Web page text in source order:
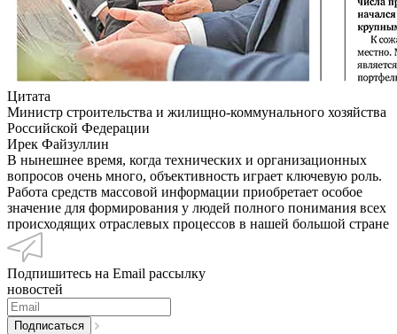
Цитата
Министр строительства и жилищно-коммунального хозяйства
Российской Федерации
Ирек Файзуллин
В нынешнее время, когда технических и организационных
вопросов очень много, объективность играет ключевую роль.
Работа средств массовой информации приобретает особое
значение для формирования у людей полного понимания всех
происходящих отраслевых процессов в нашей большой стране
Подпишитесь на Email рассылку
новостей